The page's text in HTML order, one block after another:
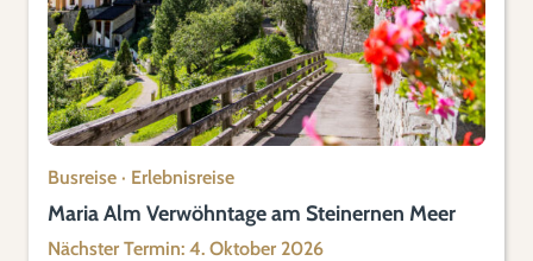
Busreise · Erlebnisreise
Maria Alm Verwöhntage am Steinernen Meer
Nächster Termin: 4. Oktober 2026